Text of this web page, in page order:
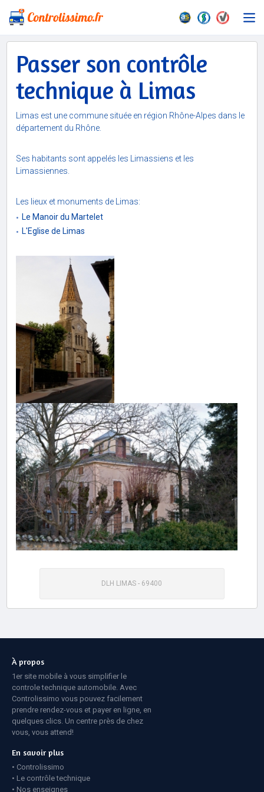
Passer son contrôle
technique à Limas
Limas est une commune située en région Rhône-Alpes dans le
département du Rhône.
Ses habitants sont appelés les Limassiens et les
Limassiennes.
Les lieux et monuments de Limas:
Le Manoir du Martelet
L'Eglise de Limas
DLH LIMAS - 69400
À propos
1er site mobile à vous simplifier le
controle technique automobile. Avec
Controlissimo vous pouvez facilement
prendre rendez-vous et payer en ligne, en
quelques clics. Un centre près de chez
vous, vous attend!
En savoir plus
Controlissimo
Le contrôle technique
Nos enseignes